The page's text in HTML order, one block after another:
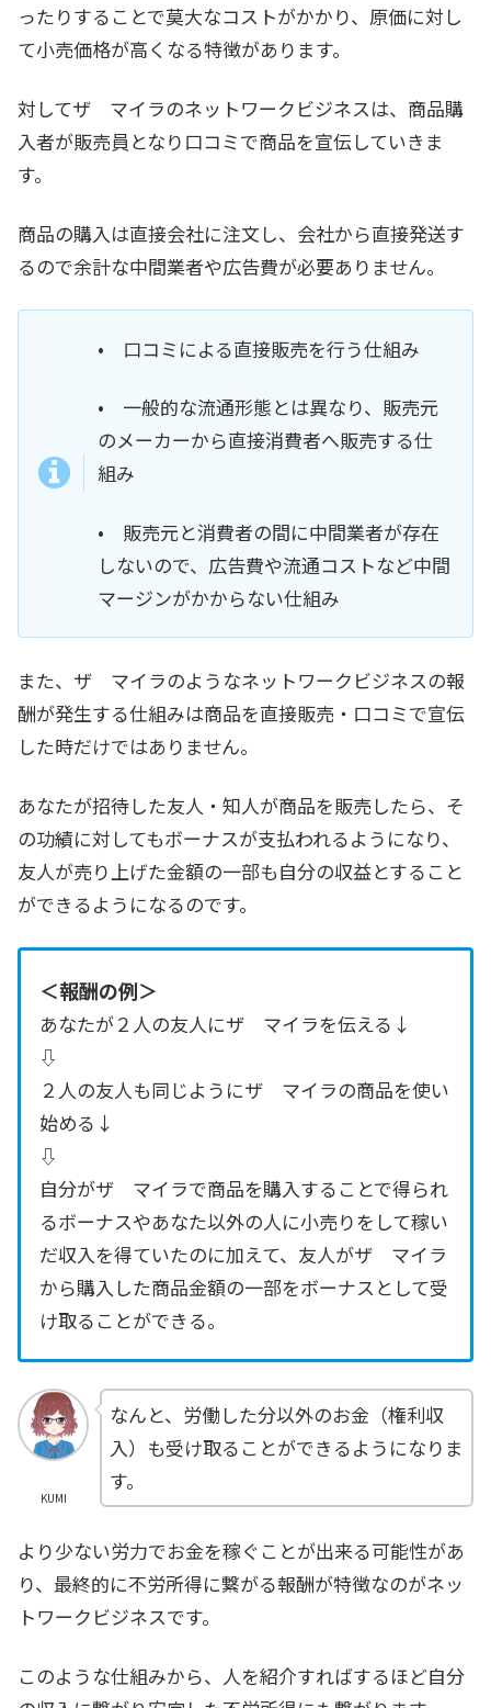
ったりすることで莫大なコストがかかり、原価に対し
て小売価格が高くなる特徴があります。
対してザ マイラのネットワークビジネスは、商品購
入者が販売員となり口コミで商品を宣伝していきま
す。
商品の購入は直接会社に注文し、会社から直接発送す
るので余計な中間業者や広告費が必要ありません。
• 口コミによる直接販売を行う仕組み
• 一般的な流通形態とは異なり、販売元
のメーカーから直接消費者へ販売する仕
組み
• 販売元と消費者の間に中間業者が存在
しないので、広告費や流通コストなど中間
マージンがかからない仕組み
また、ザ マイラのようなネットワークビジネスの報
酬が発生する仕組みは商品を直接販売・口コミで宣伝
した時だけではありません。
あなたが招待した友人・知人が商品を販売したら、そ
の功績に対してもボーナスが支払われるようになり、
友人が売り上げた金額の一部も自分の収益とすること
ができるようになるのです。
＜報酬の例＞
あなたが２人の友人にザ マイラを伝える↓
⇩
２人の友人も同じようにザ マイラの商品を使い
始める↓
⇩
自分がザ マイラで商品を購入することで得られ
るボーナスやあなた以外の人に小売りをして稼い
だ収入を得ていたのに加えて、友人がザ マイラ
から購入した商品金額の一部をボーナスとして受
け取ることができる。
KUMI
なんと、労働した分以外のお金（権利収
入）も受け取ることができるようになりま
す。
より少ない労力でお金を稼ぐことが出来る可能性があ
り、最終的に不労所得に繋がる報酬が特徴なのがネッ
トワークビジネスです。
このような仕組みから、人を紹介すればするほど自分